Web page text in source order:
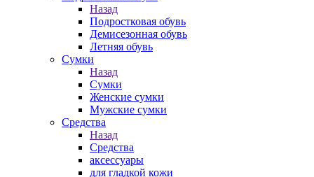
Назад
Подростковая обувь
Демисезонная обувь
Летняя обувь
Сумки
Назад
Сумки
Женские сумки
Мужские сумки
Средства
Назад
Средства
аксессуары
для гладкой кожи